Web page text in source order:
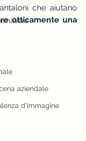
aziendale
d'immagine
che aiutano
otticamente una